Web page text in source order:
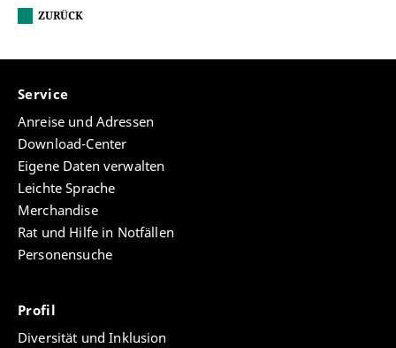
ZURÜCK
Service
Anreise und Adressen
Download-Center
Eigene Daten verwalten
Leichte Sprache
Merchandise
Rat und Hilfe in Notfällen
Personensuche
Profil
Diversität und Inklusion